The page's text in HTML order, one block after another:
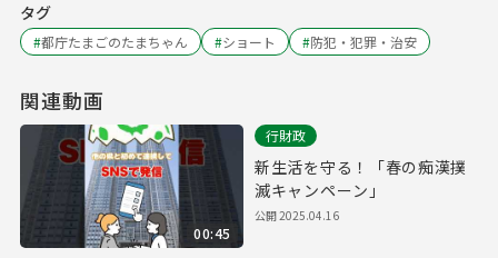
タグ
#都庁たまごのたまちゃん #ショート #防犯・犯罪・治安
関連動画
00:45
行財政
新生活を守る！「春の痴漢撲
滅キャンペーン」
公開2025.04.16